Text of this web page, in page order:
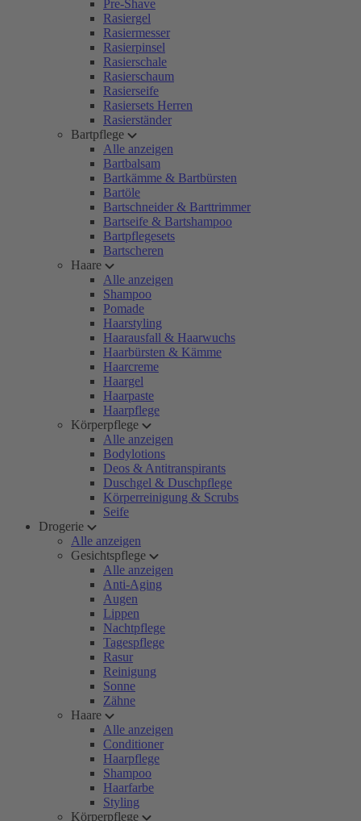
Pre-Shave
Rasiergel
Rasiermesser
Rasierpinsel
Rasierschale
Rasierschaum
Rasierseife
Rasiersets Herren
Rasierständer
Bartpflege
Alle anzeigen
Bartbalsam
Bartkämme & Bartbürsten
Bartöle
Bartschneider & Barttrimmer
Bartseife & Bartshampoo
Bartpflegesets
Bartscheren
Haare
Alle anzeigen
Shampoo
Pomade
Haarstyling
Haarausfall & Haarwuchs
Haarbürsten & Kämme
Haarcreme
Haargel
Haarpaste
Haarpflege
Körperpflege
Alle anzeigen
Bodylotions
Deos & Antitranspirants
Duschgel & Duschpflege
Körperreinigung & Scrubs
Seife
Drogerie
Alle anzeigen
Gesichtspflege
Alle anzeigen
Anti-Aging
Augen
Lippen
Nachtpflege
Tagespflege
Rasur
Reinigung
Sonne
Zähne
Haare
Alle anzeigen
Conditioner
Haarpflege
Shampoo
Haarfarbe
Styling
Körperpflege